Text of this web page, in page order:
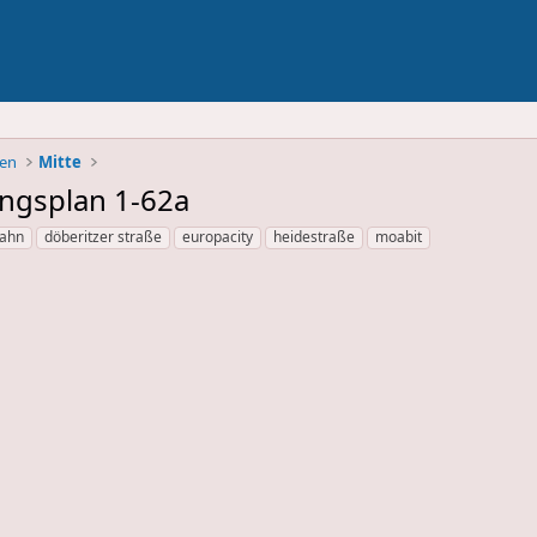
Mitte
1-62a
döberitzer straße europacity heidestraße moabit